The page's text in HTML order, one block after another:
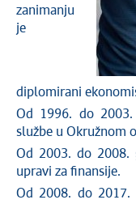
zanimanju
je
diplomirani
Od 1996. do
službe u Okružnom
Od 2003. do 2008.
upravi za finansije.
Od 2008. do 2017.